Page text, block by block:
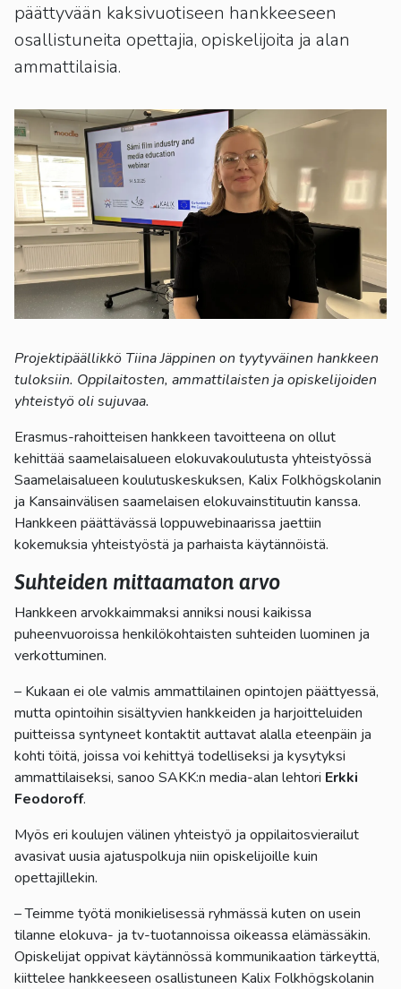
pyyhkäisyliikkeitä.
päättyvään kaksivuotiseen hankkeeseen
osallistuneita opettajia, opiskelijoita ja alan
ammattilaisia.
Projektipäällikkö Tiina Jäppinen on tyytyväinen hankkeen
tuloksiin. Oppilaitosten, ammattilaisten ja opiskelijoiden
yhteistyö oli sujuvaa.
Erasmus-rahoitteisen hankkeen tavoitteena on ollut
kehittää saamelaisalueen elokuvakoulutusta yhteistyössä
Saamelaisalueen koulutuskeskuksen, Kalix Folkhögskolanin
ja Kansainvälisen saamelaisen elokuvainstituutin kanssa.
Hankkeen päättävässä loppuwebinaarissa jaettiin
kokemuksia yhteistyöstä ja parhaista käytännöistä.
Suhteiden mittaamaton arvo
Hankkeen arvokkaimmaksi anniksi nousi kaikissa
puheenvuoroissa henkilökohtaisten suhteiden luominen ja
verkottuminen.
– Kukaan ei ole valmis ammattilainen opintojen päättyessä,
mutta opintoihin sisältyvien hankkeiden ja harjoitteluiden
puitteissa syntyneet kontaktit auttavat alalla eteenpäin ja
kohti töitä, joissa voi kehittyä todelliseksi ja kysytyksi
ammattilaiseksi, sanoo SAKK:n media-alan lehtori Erkki
Feodoroff.
Myös eri koulujen välinen yhteistyö ja oppilaitosvierailut
avasivat uusia ajatuspolkuja niin opiskelijoille kuin
opettajillekin.
– Teimme työtä monikielisessä ryhmässä kuten on usein
tilanne elokuva- ja tv-tuotannoissa oikeassa elämässäkin.
Opiskelijat oppivat käytännössä kommunikaation tärkeyttä,
kiittelee hankkeeseen osallistuneen Kalix Folkhögskolanin